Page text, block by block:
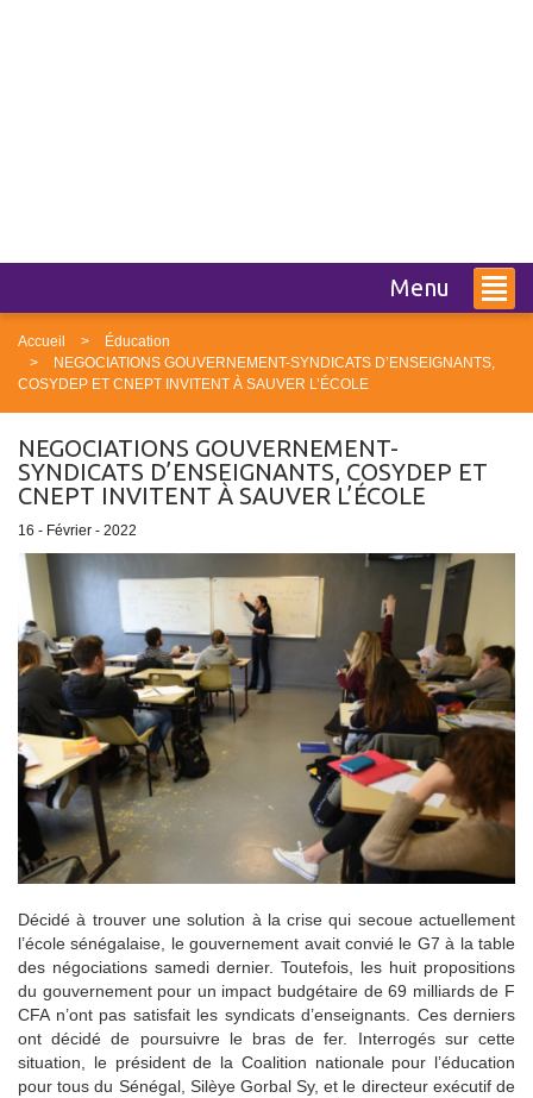
Menu
Accueil
Éducation
NEGOCIATIONS GOUVERNEMENT-SYNDICATS D’ENSEIGNANTS,
COSYDEP ET CNEPT INVITENT À SAUVER L’ÉCOLE
NEGOCIATIONS GOUVERNEMENT-
SYNDICATS D’ENSEIGNANTS, COSYDEP ET
CNEPT INVITENT À SAUVER L’ÉCOLE
16 - Février - 2022
Décidé à trouver une solution à la crise qui secoue actuellement
l’école sénégalaise, le gouvernement avait convié le G7 à la table
des négociations samedi dernier. Toutefois, les huit propositions
du gouvernement pour un impact budgétaire de 69 milliards de F
CFA n’ont pas satisfait les syndicats d’enseignants. Ces derniers
ont décidé de poursuivre le bras de fer. Interrogés sur cette
situation, le président de la Coalition nationale pour l’éducation
pour tous du Sénégal, Silèye Gorbal Sy, et le directeur exécutif de